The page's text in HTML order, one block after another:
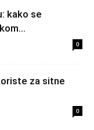
kako se
0
za sitne
0